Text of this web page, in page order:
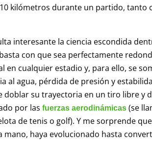
kilómetros durante un partido, tanto
interesante la ciencia escondida
con que sea perfectamente
en cualquier estadio y, para ello, se
al agua, pérdida de presión y
doblar su trayectoria en un tiro libre y
por lasfuerzas aerodinámicas (se
de tenis o golf). Y me sorprende
mano, haya evolucionado hasta